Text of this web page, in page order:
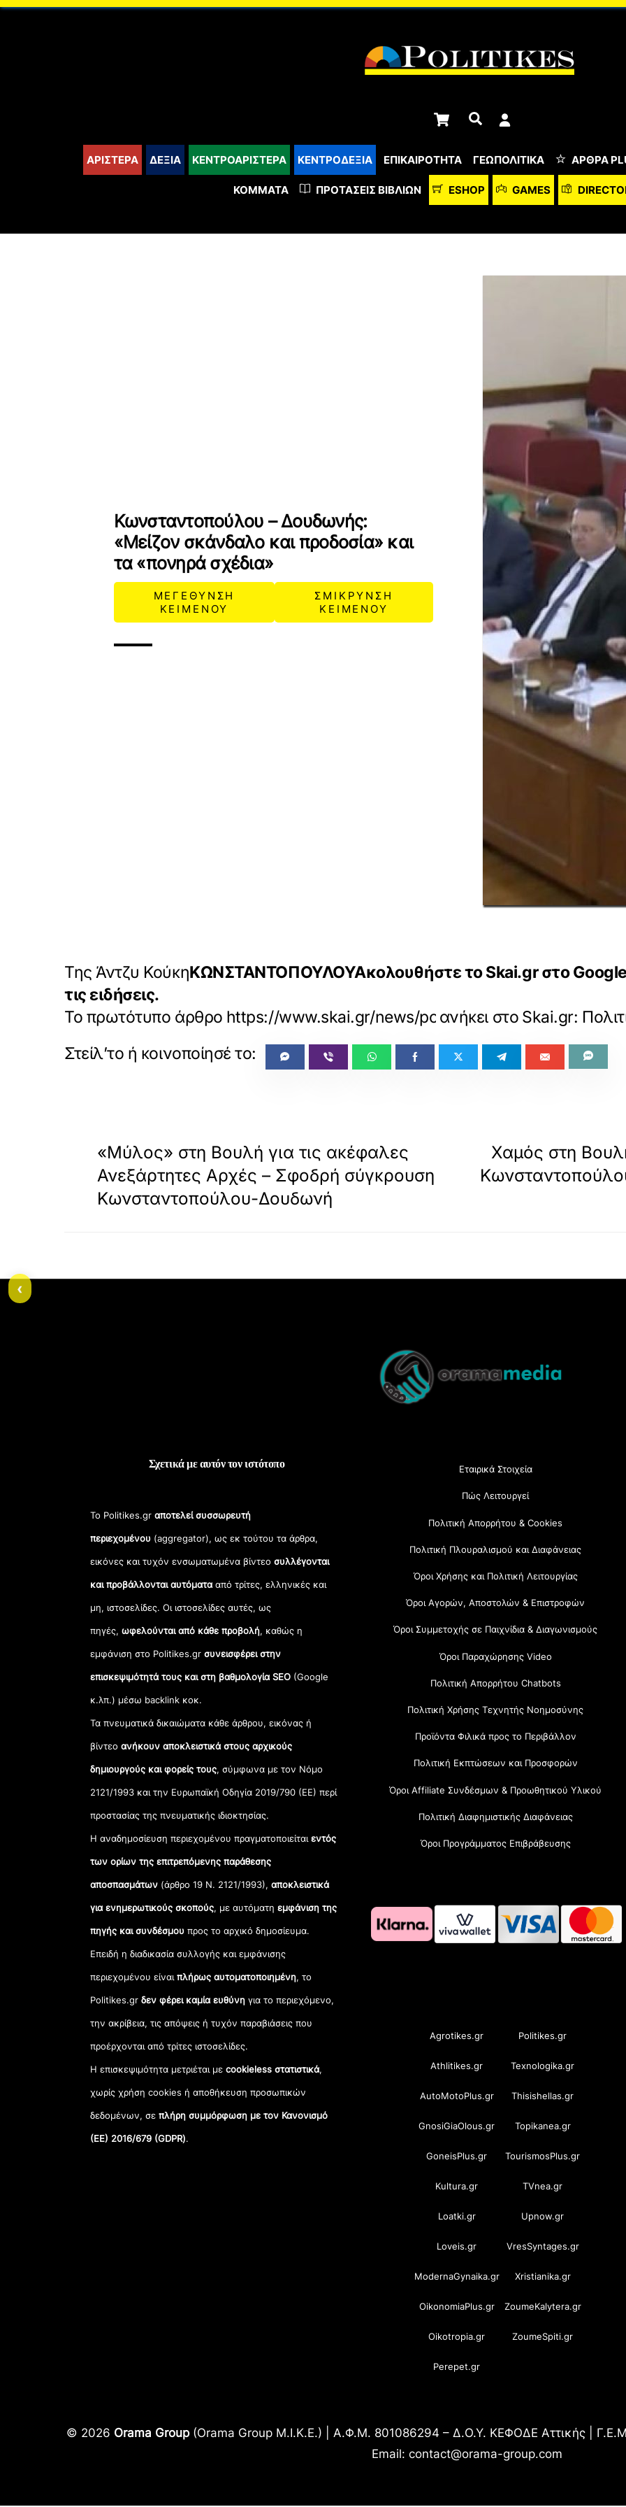
content
Cart Αναζήτηση
ΑΡΙΣΤΕΡΑ ΔΕΞΙΑ ΚΕΝΤΡΟΑΡΙΣΤΕΡΑ ΚΕΝΤΡΟΔΕΞΙΑ ΕΠΙΚΑΙΡΟΤΗΤΑ ΓΕΩΠΟΛΙΤΙΚΑ ΆΡΘΡΑ
ΚΌΜΜΑΤΑ ΠΡΟΤΆΣΕΙΣ ΒΙΒΛΊΩΝ ESHOP GAMES
Κωνσταντοπούλου – Δουδωνής:
«Μείζον σκάνδαλο και προδοσία» και
τα «πονηρά σχέδια»
ΜΕΓΕΘΥΝΣΗ
ΚΕΙΜΕΝΟΥ
ΣΜΙΚΡΥΝΣΗ
ΚΕΙΜΕΝΟΥ
Της Άντζυ ΚούκηΚΩΝΣΤΑΝΤΟΠΟΥΛΟΥΑκολουθήστε το Skai.gr στο Google
τις ειδήσεις.
Το πρωτότυπο άρθρο https://www.skai.gr/news/politics/konstantopoulou-
ανήκει στο Skai.gr:
«Μύλος» στη Βουλή για τις ακέφαλες
Ανεξάρτητες Αρχές – Σφοδρή σύγκρουση
Κωνσταντοπούλου-Δουδωνή
Χαμός στη
Top
Σχετικά με αυτόν τον ιστότοπο
Το Politikes.grαποτελεί συσσωρευτή
περιεχομένου (aggregator), ως εκ τούτου τα άρθρα,
εικόνες και τυχόν ενσωματωμένα βίντεοσυλλέγονται
και προβάλλονται αυτόματααπό τρίτες, ελληνικές και
μη, ιστοσελίδες. Οι ιστοσελίδες αυτές, ως
πηγές,ωφελούνται από κάθε προβολή, καθώς η
εμφάνιση στο Politikes.gr συνεισφέρει στην
επισκεψιμότητά τους και στη βαθμολογία SEO (Google
κ.λπ.) μέσω backlink κοκ.
Τα πνευματικά δικαιώματα κάθε άρθρου, εικόνας ή
βίντεοανήκουν αποκλειστικά στους αρχικούς
δημιουργούς και φορείς τους, σύμφωνα με τον Νόμο
2121/1993 και την Ευρωπαϊκή Οδηγία 2019/790 (ΕΕ) περί
προστασίας της πνευματικής ιδιοκτησίας.
Η αναδημοσίευση περιεχομένου πραγματοποιείταιεντός
των ορίων της επιτρεπόμενης παράθεσης
αποσπασμάτων (άρθρο 19 Ν. 2121/1993), αποκλειστικά
για ενημερωτικούς σκοπούς, με αυτόματηεμφάνιση της
πηγής και συνδέσμου προς το αρχικό δημοσίευμα.
Επειδή η διαδικασία συλλογής και εμφάνισης
περιεχομένου είναιπλήρως αυτοματοποιημένη, το
Politikes.grδεν φέρει καμία ευθύνη για το περιεχόμενο,
την ακρίβεια, τις απόψεις ή τυχόν παραβιάσεις που
προέρχονται από τρίτες ιστοσελίδες.
Η επισκεψιμότητα μετριέται μεcookieless στατιστικά,
χωρίς χρήση cookies ή αποθήκευση προσωπικών
δεδομένων, σεπλήρη συμμόρφωση με τον Κανονισμό
(ΕΕ) 2016/679 (GDPR).
Εταιρικά Στοιχεία
Πώς Λειτουργεί
Πολιτική Απορρήτου & Cookies
Πολιτική Πλουραλισμού και Διαφάνειας
Όροι Χρήσης και Πολιτική Λειτουργίας
Όροι Αγορών, Αποστολών & Επιστροφών
Όροι Συμμετοχής σε Παιχνίδια & Διαγωνισμούς
Όροι Παραχώρησης Video
Πολιτική Απορρήτου Chatbots
Πολιτική Χρήσης Τεχνητής Νοημοσύνης
Προϊόντα Φιλικά προς το Περιβάλλον
Πολιτική Εκπτώσεων και Προσφορών
Όροι Affiliate Συνδέσμων & Προωθητικού Υλικού
Πολιτική Διαφημιστικής Διαφάνειας
Όροι Προγράμματος Επιβράβευσης
Agrotikes.gr Politikes.gr
Athlitikes.gr Texnologika.gr
AutoMotoPlus.gr Thisishellas.gr
GnosiGiaOlous.gr Topikanea.gr
GoneisPlus.gr TourismosPlus.gr
Kultura.gr TVnea.gr
Loatki.gr Upnow.gr
Loveis.gr VresSyntages.gr
ModernaGynaika.gr Xristianika.gr
OikonomiaPlus.gr ZoumeKalytera.gr
Oikotropia.gr ZoumeSpiti.gr
Perepet.gr
© 2026 Orama Group(Orama Group Μ.Ι.Κ.Ε.) | Α.Φ.Μ. 801086294 – Δ.Ο.Υ. ΚΕΦΟΔΕ Αττικής |
Email: contact@orama-group.com
‹